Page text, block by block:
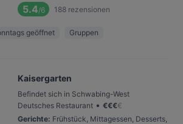
5.4/6 188 rezensionen
geöffnet Gruppen
Kaisergarten
Befindet sich in Schwabing-West
Deutsches Restaurant • €€€€
Gerichte: Frühstück, Mittagessen, Desserts,